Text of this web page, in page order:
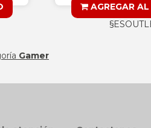
AGREGAR
Gamer